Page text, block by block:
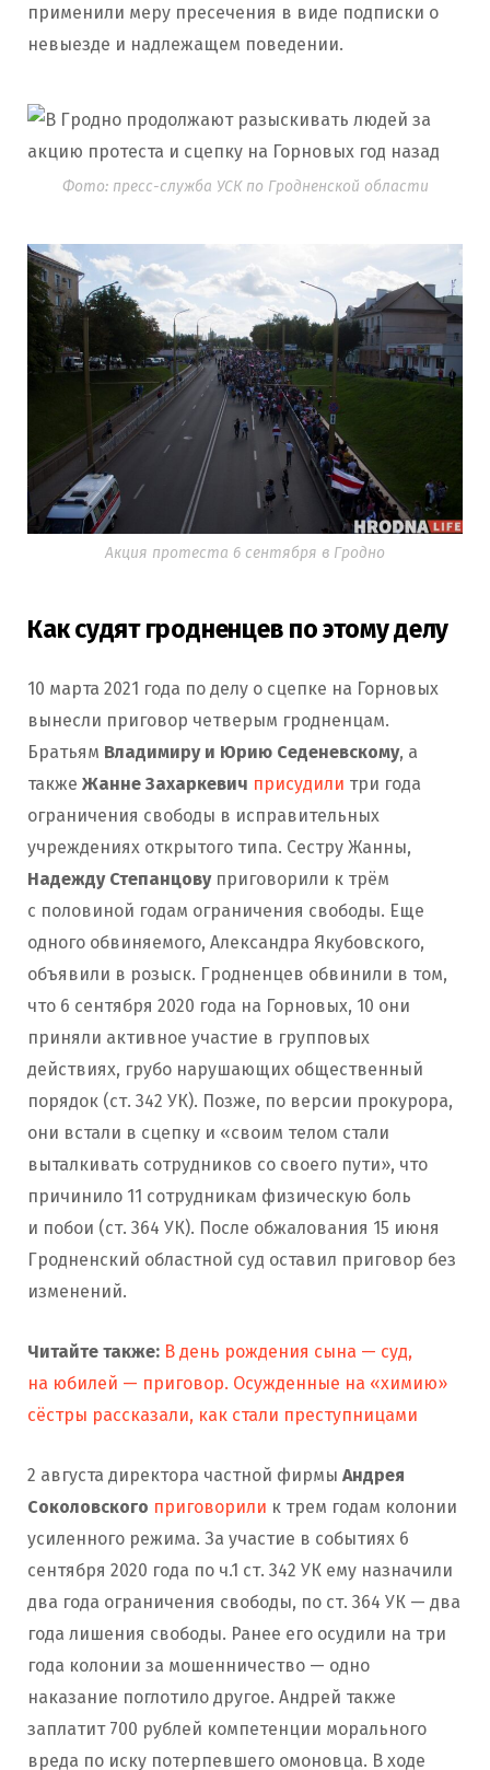
применили меру пресечения в виде подписки о
невыезде и надлежащем поведении.
Фото: пресс-служба УСК по Гродненской области
Акция протеста 6 сентября в Гродно
Как судят гродненцев по этому делу
10 марта 2021 года по делу о сцепке на Горновых
вынесли приговор четверым гродненцам.
Братьям Владимиру и Юрию Седеневскому, а
также Жанне Захаркевич присудили три года
ограничения свободы в исправительных
учреждениях открытого типа. Сестру Жанны,
Надежду Степанцовуприговорили к трём
с половиной годам ограничения свободы. Еще
одного обвиняемого, Александра Якубовского,
объявили в розыск. Гродненцев обвинили в том,
что 6 сентября 2020 года на Горновых, 10 они
приняли активное участие в групповых
действиях, грубо нарушающих общественный
порядок (ст. 342 УК). Позже, по версии прокурора,
они встали в сцепку и «своим телом стали
выталкивать сотрудников со своего пути», что
причинило 11 сотрудникам физическую боль
и побои (ст. 364 УК). После обжалования 15 июня
Гродненский областной суд оставил приговор без
изменений.
Читайте также: В день рождения сына — суд,
на юбилей — приговор. Осужденные на «химию»
сёстры рассказали, как стали преступницами
2 августа директора частной фирмы Андрея
Соколовского приговорили к трем годам колонии
усиленного режима. За участие в событиях 6
сентября 2020 года по ч.1 ст. 342 УК ему назначили
два года ограничения свободы, по ст. 364 УК — два
года лишения свободы. Ранее его осудили на три
года колонии за мошенничество — одно
наказание поглотило другое. Андрей также
заплатит 700 рублей компетенции морального
вреда по иску потерпевшего омоновца. В ходе